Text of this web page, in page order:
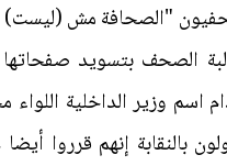
"الصحافة مش (ليست)
الصحف بتسويد صفحاتها
اسم وزير الداخلية اللواء
بالنقابة إنهم قرروا